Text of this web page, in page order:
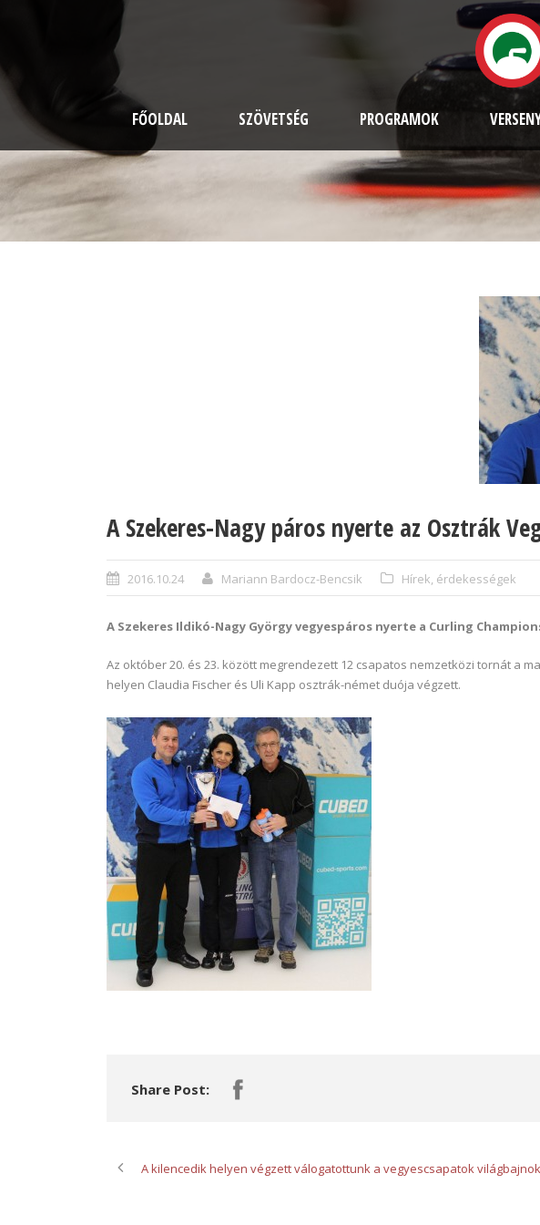
FŐOLDAL SZÖVETSÉG PROGRAMOK
A Szekeres-Nagy páros nyerte az Osztrák
2016.10.24 Mariann Bardocz-Bencsik Hírek, érdekességek
A Szekeres Ildikó-Nagy György vegyespáros nyerte a Curling
Az október 20. és 23. között megrendezett 12 csapatos nemzetközi tornát a
helyen Claudia Fischer és Uli Kapp osztrák-német duója végzett.
Share Post:
A kilencedik helyen végzett válogatottunk a vegyescsapatok